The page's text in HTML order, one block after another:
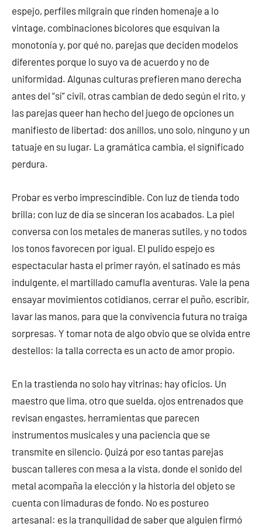
espejo, perfiles milgrain que rinden homenaje a lo
vintage, combinaciones bicolores que esquivan la
monotonía y, por qué no, parejas que deciden modelos
diferentes porque lo suyo va de acuerdo y no de
uniformidad. Algunas culturas prefieren mano derecha
antes del “sí” civil, otras cambian de dedo según el rito, y
las parejas queer han hecho del juego de opciones un
manifiesto de libertad: dos anillos, uno solo, ninguno y un
tatuaje en su lugar. La gramática cambia, el significado
perdura.
Probar es verbo imprescindible. Con luz de tienda todo
brilla; con luz de día se sinceran los acabados. La piel
conversa con los metales de maneras sutiles, y no todos
los tonos favorecen por igual. El pulido espejo es
espectacular hasta el primer rayón, el satinado es más
indulgente, el martillado camufla aventuras. Vale la pena
ensayar movimientos cotidianos, cerrar el puño, escribir,
lavar las manos, para que la convivencia futura no traiga
sorpresas. Y tomar nota de algo obvio que se olvida entre
destellos: la talla correcta es un acto de amor propio.
En la trastienda no solo hay vitrinas; hay oficios. Un
maestro que lima, otro que suelda, ojos entrenados que
revisan engastes, herramientas que parecen
instrumentos musicales y una paciencia que se
transmite en silencio. Quizá por eso tantas parejas
buscan talleres con mesa a la vista, donde el sonido del
metal acompaña la elección y la historia del objeto se
cuenta con limaduras de fondo. No es postureo
artesanal: es la tranquilidad de saber que alguien firmó